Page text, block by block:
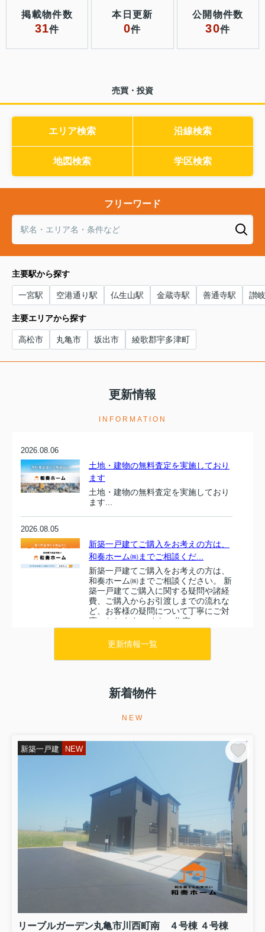
掲載物件数
31件
本日更新
0件
公開物件数
30件
売買・投資
エリア検索 沿線検索
地図検索 学区検索
フリーワード
主要駅から探す
一宮駅 空港通り駅 仏生山駅 金蔵寺駅 善通寺駅 讃
主要エリアから探す
高松市 丸亀市 坂出市 綾歌郡宇多津町
更新情報
INFORMATION
2026.08.06
土地・建物の無料査定を実施しており
ます
土地・建物の無料査定を実施しており
ます...
2026.08.05
新築一戸建てご購入をお考えの方は、
和奏ホーム㈱までご相談くだ...
新築一戸建てご購入をお考えの方は、
和奏ホーム㈱までご相談ください。 新
築一戸建てご購入に関する疑問や諸経
費、ご購入からお引渡しまでの流れな
ど、お客様の疑問について丁寧にご対
応いたします。 また、住宅ロ...
販売価格が変更になりました！
円座町第九・丸亀市三条町第三の販売
価格が変更になりました！どの物件も
お得な長期優良住宅です(^^♪キッチン
2026.08.03
リーブルガーデン高松市国分寺町国分
の１・１２号棟の内覧が可能になりま
した！どちらの棟もみらいエコ住宅
2026事業補助金７５万円対象のお得な
長期優良住宅ですパントリーやランド
リールームなどのママに嬉しい...
住宅ローン相談会を実施します！
本日、リーブルガーデン高松市仏生山
町第七にて13時から16時の間、香川銀
ます！賢い住宅ローンの借り方など相
更新情報一覧
新着物件
NEW
新築一戸建 NEW
リーブルガーデン丸亀市川西町南 ４号棟 ４号棟